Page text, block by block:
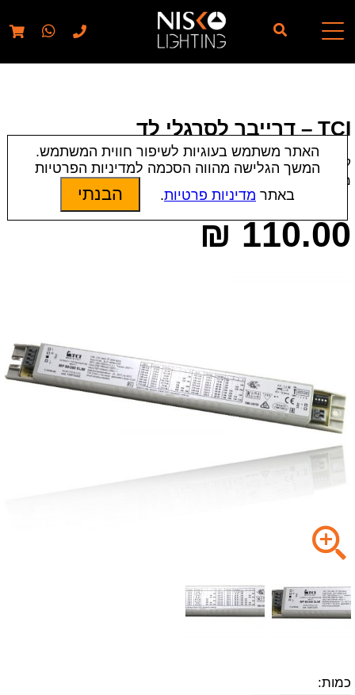
// elementor template for pages - should also ignore woo
pages!!
TCI – דרייבר לסרגלי לד
קטגוריות:אביזרים|שנאים, ספקים ודרייברים
מק״ט:
16202
110.00
₪
כמות:
האתר משתמש בעוגיות לשיפור חווית המשתמש.
המשך הגלישה מהווה הסכמה למדיניות הפרטיות
באתר מדיניות פרטיות. הבנתי